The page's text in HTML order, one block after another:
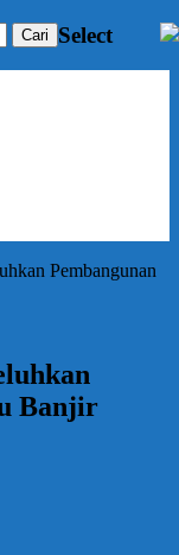
Select
Pembangunan
Banjir